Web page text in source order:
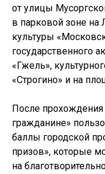
от улицы
в парковой зоне
культуры
государственного
«Гжель»,
«Строгино» и на
После
гражданине»
баллы городской
призов», которые
на